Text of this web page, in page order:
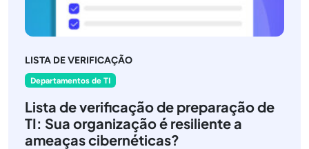
LISTA DE VERIFICAÇÃO
Departamentos de TI
Lista de verificação de preparação de
TI: Sua organização é resiliente a
ameaças cibernéticas?